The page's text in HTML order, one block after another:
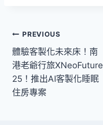
文
章
導
覽
PREVIOUS
體驗客製化未來床！南
港老爺行旅XNeoFuture
25！推出AI客製化睡眠
住房專案